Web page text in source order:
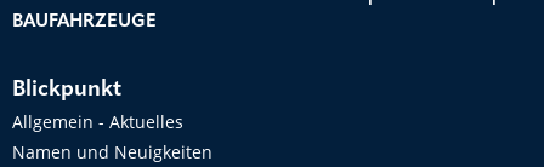
BAUFAHRZEUGE
Blickpunkt
Allgemein - Aktuelles
Namen und Neuigkeiten